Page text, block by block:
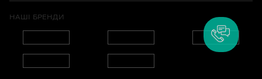
НАШІ БРЕНДИ